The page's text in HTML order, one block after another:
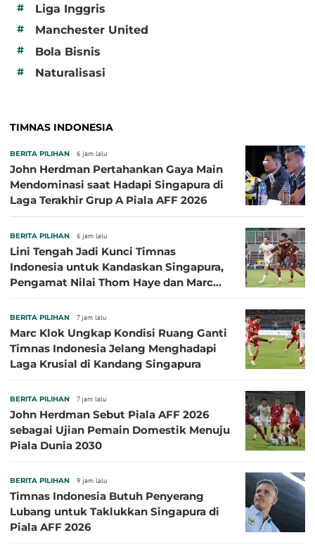
# Liga Inggris
# Manchester United
# Bola Bisnis
# Naturalisasi
TIMNAS INDONESIA
BERITA PILIHAN 6 jam lalu
John Herdman Pertahankan Gaya Main
Mendominasi saat Hadapi Singapura di
Laga Terakhir Grup A Piala AFF 2026
BERITA PILIHAN 6 jam lalu
Lini Tengah Jadi Kunci Timnas
Indonesia untuk Kandaskan Singapura,
Pengamat Nilai Thom Haye dan Marc
BERITA PILIHAN 7 jam lalu
Marc Klok Ungkap Kondisi Ruang Ganti
Timnas Indonesia Jelang Menghadapi
Laga Krusial di Kandang Singapura
BERITA PILIHAN 7 jam lalu
John Herdman Sebut Piala AFF 2026
sebagai Ujian Pemain Domestik Menuju
Piala Dunia 2030
BERITA PILIHAN 9 jam lalu
Timnas Indonesia Butuh Penyerang
Lubang untuk Taklukkan Singapura di
Piala AFF 2026